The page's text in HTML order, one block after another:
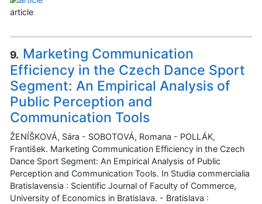
article
9. Marketing Communication
Efficiency in the Czech Dance Sport
Segment: An Empirical Analysis of
Public Perception and
Communication Tools
ŽENÍŠKOVÁ, Sára - SOBOTOVÁ, Romana - POLLÁK,
František. Marketing Communication Efficiency in the Czech
Dance Sport Segment: An Empirical Analysis of Public
Perception and Communication Tools. In Studia commercialia
Bratislavensia : Scientific Journal of Faculty of Commerce,
University of Economics in Bratislava. - Bratislava :